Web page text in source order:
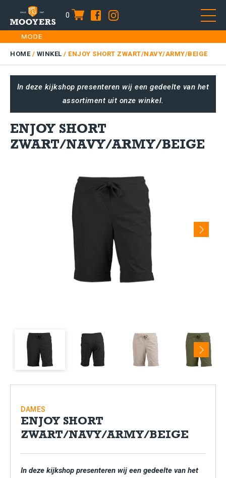
0 item
Skip
to
content
HOME
DAMES
KIDS
PLUS SIZE
CONTACT
HOME/ WINKEL / ENJOY SHORT ZWART/NAVY/ARMY/BEIGE
In deze kijkshop presenteren wij een gedeelte van het
assortiment uit onze winkel.
ENJOY SHORT
ZWART/NAVY/ARMY/BEIGE
Next
Next
DAMES
ENJOY SHORT
ZWART/NAVY/ARMY/BEIGE
In deze kijkshop presenteren wij een gedeelte van het